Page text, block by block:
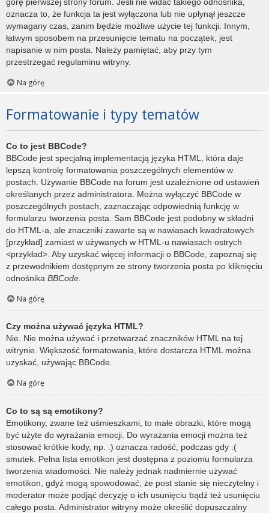
oznacza to, że funkcja ta jest wyłączona lub nie upłynął jeszcze
wymagany czas, zanim będzie możliwe użycie tej funkcji. Innym,
łatwym sposobem na przesunięcie tematu na początek, jest
napisanie w nim posta. Należy pamiętać, aby przy tym
przestrzegać regulaminu witryny.
Na górę
Formatowanie i typy tematów
Co to jest BBCode?
BBCode jest specjalną implementacją języka HTML, która daje
lepszą kontrolę formatowania poszczególnych elementów w
postach. Używanie BBCode na forum jest uzależnione od ustawień
określanych przez administratora. Można wyłączyć BBCode w
poszczególnych postach, zaznaczając odpowiednią funkcję w
formularzu tworzenia posta. Sam BBCode jest podobny w składni
do HTML-a, ale znaczniki zawarte są w nawiasach kwadratowych
[przykład] zamiast w używanych w HTML-u nawiasach ostrych
<przykład>. Aby uzyskać więcej informacji o BBCode, zapoznaj się
z przewodnikiem dostępnym ze strony tworzenia posta po kliknięciu
odnośnika BBCode
Na górę
Czy można używać języka HTML?
Nie. Nie można używać i przetwarzać znaczników HTML na tej
witrynie. Większość formatowania, które dostarcza HTML można
uzyskać, używając BBCode.
Na górę
Co to są są emotikony?
Emotikony, zwane też uśmieszkami, to małe obrazki, które mogą
być użyte do wyrażania emocji. Do wyrażania emocji można też
stosować krótkie kody, np. :) oznacza radość, podczas gdy :(
smutek. Pełna lista emotikon jest dostępna z poziomu formularza
tworzenia wiadomości. Nie należy jednak nadmiernie używać
emotikon, gdyż mogą spowodować, że post stanie się nieczytelny i
moderator może podjąć decyzję o ich usunięciu bądź też usunięciu
całego posta. Administrator witryny może określić dopuszczalny